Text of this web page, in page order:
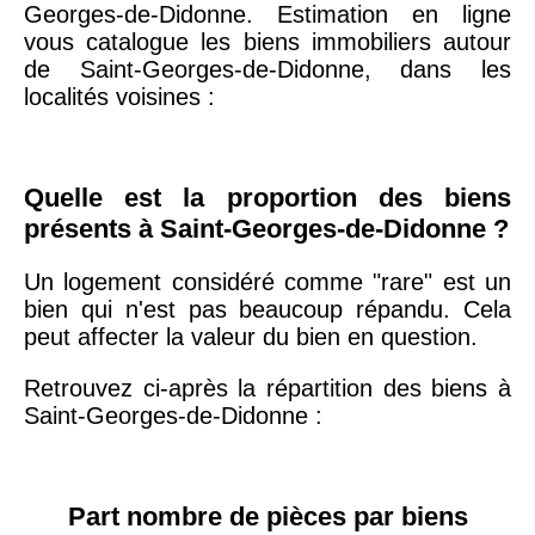
20ème
arrondissement
9 623 € 11 141 €
75013 -
Paris
13ème
arrondissement
11 085 €
42000 -Saint-
Georges-de-Didonne. Estimation en ligne
vous catalogue les biens immobiliers autour
de Saint-Georges-de-Didonne, dans les
localités voisines :
Quelle est la proportion des biens
présents à Saint-Georges-de-Didonne ?
Un logement considéré comme "rare" est un
bien qui n'est pas beaucoup répandu. Cela
peut affecter la valeur du bien en question.
Retrouvez ci-après la répartition des biens à
Saint-Georges-de-Didonne :
Part nombre de pièces par biens